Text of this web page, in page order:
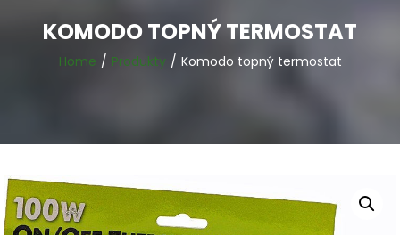
KOMODO TOPNÝ TERMOSTAT
Home Produkty Komodo topný termostat